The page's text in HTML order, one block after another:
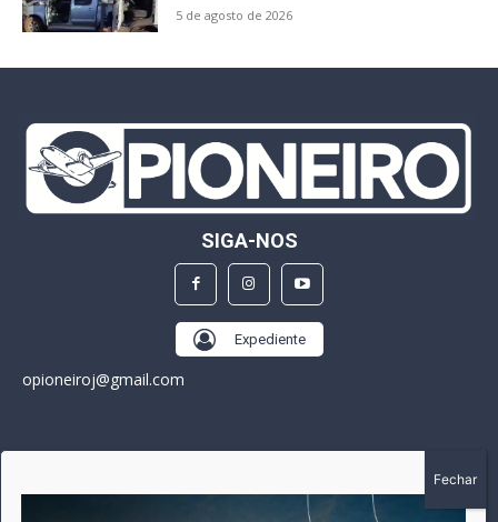
5 de agosto de 2026
SIGA-NOS
Expediente
opioneiroj@gmail.com
A história do Pioneiro inicia em fevereiro de 2005 em